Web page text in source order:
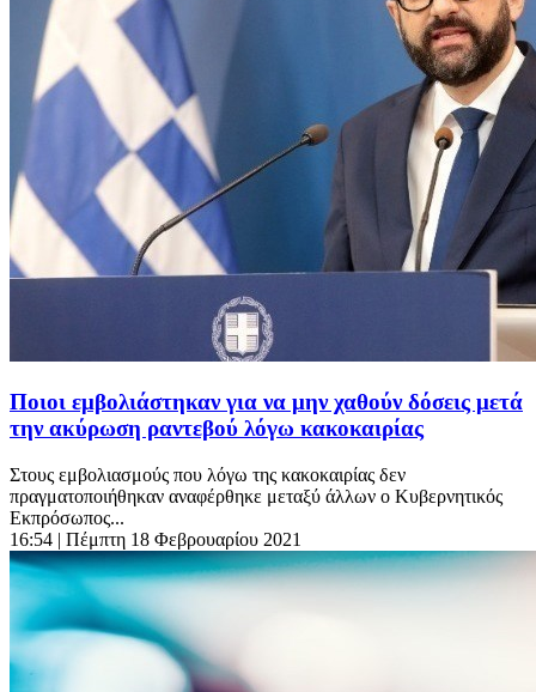
Ποιοι εμβολιάστηκαν για να μην χαθούν δόσεις μετά
την ακύρωση ραντεβού λόγω κακοκαιρίας
Στους εμβολιασμούς που λόγω της κακοκαιρίας δεν
πραγματοποιήθηκαν αναφέρθηκε μεταξύ άλλων ο Κυβερνητικός
Εκπρόσωπος...
16:54 | Πέμπτη 18 Φεβρουαρίου 2021